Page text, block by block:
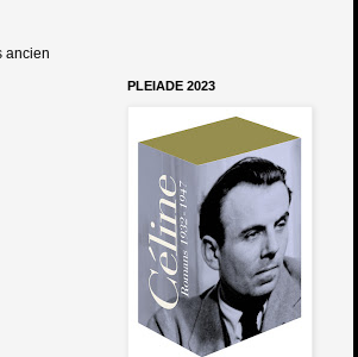
ancien
PLEIADE 2023